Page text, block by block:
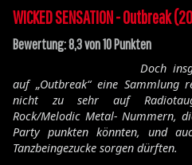
WICKED SENSATION - Outbreak
Bewertung: 8,3 von 10 Punkten
Doch
auf „Outbreak“ eine Sammlung
nicht zu sehr auf
Rock/Melodic Metal- Nummern,
Party punkten könnten, und
Tanzbeingezucke sorgen dürften.